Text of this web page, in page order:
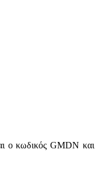
ο κωδικός GMDN και